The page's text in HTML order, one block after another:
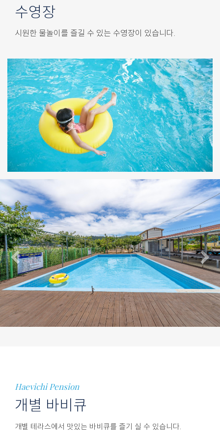
수영장
시원한 물놀이를 즐길 수 있는 수영장이 있습니다.
Previous
Haevichi Pension
개별 바비큐
개별 테라스에서 맛있는 바비큐를 즐기 실 수 있습니다.